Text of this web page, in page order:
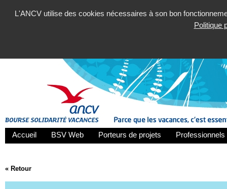
L'ANCV utilise des cookies nécessaires à son bon
Politique
Accueil BSV Web Porteurs de projets
« Retour